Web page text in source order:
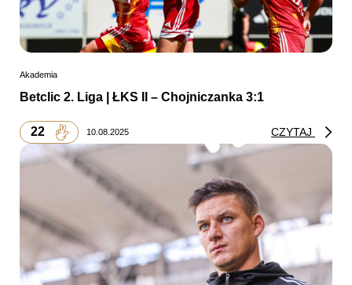
Akademia
Betclic 2. Liga | ŁKS II – Chojniczanka 3:1
22 10.08.2025 CZYTAJ